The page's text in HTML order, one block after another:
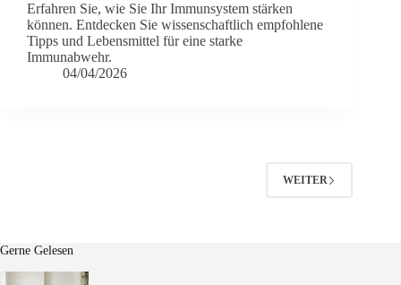
Erfahren Sie, wie Sie Ihr Immunsystem stärken
können. Entdecken Sie wissenschaftlich empfohlene
Tipps und Lebensmittel für eine starke
Immunabwehr.
04/04/2026
WEITER
Gerne Gelesen